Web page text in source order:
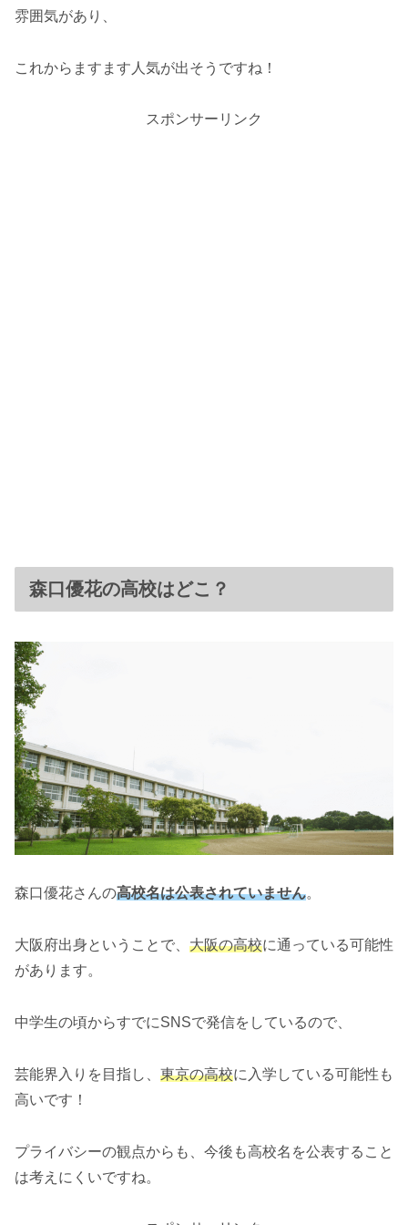
雰囲気があり、
これからますます人気が出そうですね！
スポンサーリンク
森口優花の高校はどこ？
森口優花さんの高校名は公表されていません。
大阪府出身ということで、 大阪の高校に通っている可能性
があります。
中学生の頃からすでにSNSで発信をしているので、
芸能界入りを目指し、 東京の高校に入学している可能性も
高いです！
プライバシーの観点からも、今後も高校名を公表すること
は考えにくいですね。